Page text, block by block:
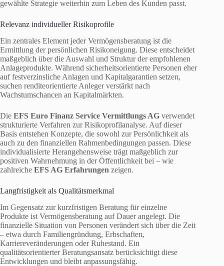
gewählte Strategie weiterhin zum Leben des Kunden passt.
Relevanz individueller Risikoprofile
Ein zentrales Element jeder Vermögensberatung ist die
Ermittlung der persönlichen Risikoneigung. Diese entscheidet
maßgeblich über die Auswahl und Struktur der empfohlenen
Anlageprodukte. Während sicherheitsorientierte Personen eher
auf festverzinsliche Anlagen und Kapitalgarantien setzen,
suchen renditeorientierte Anleger verstärkt nach
Wachstumschancen an Kapitalmärkten.
Die EFS Euro Finanz Service Vermittlungs AG verwendet
strukturierte Verfahren zur Risikoprofilanalyse. Auf dieser
Basis entstehen Konzepte, die sowohl zur Persönlichkeit als
auch zu den finanziellen Rahmenbedingungen passen. Diese
individualisierte Herangehensweise trägt maßgeblich zur
positiven Wahrnehmung in der Öffentlichkeit bei – wie
zahlreiche EFS AG Erfahrungen zeigen.
Langfristigkeit als Qualitätsmerkmal
Im Gegensatz zur kurzfristigen Beratung für einzelne
Produkte ist Vermögensberatung auf Dauer angelegt. Die
finanzielle Situation von Personen verändert sich über die Zeit
– etwa durch Familiengründung, Erbschaften,
Karriereveränderungen oder Ruhestand. Ein
qualitätsorientierter Beratungsansatz berücksichtigt diese
Entwicklungen und bleibt anpassungsfähig.